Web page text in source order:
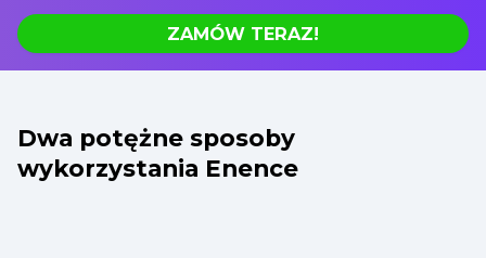
ZAMÓW TERAZ!
Dwa potężne sposoby
wykorzystania Enence